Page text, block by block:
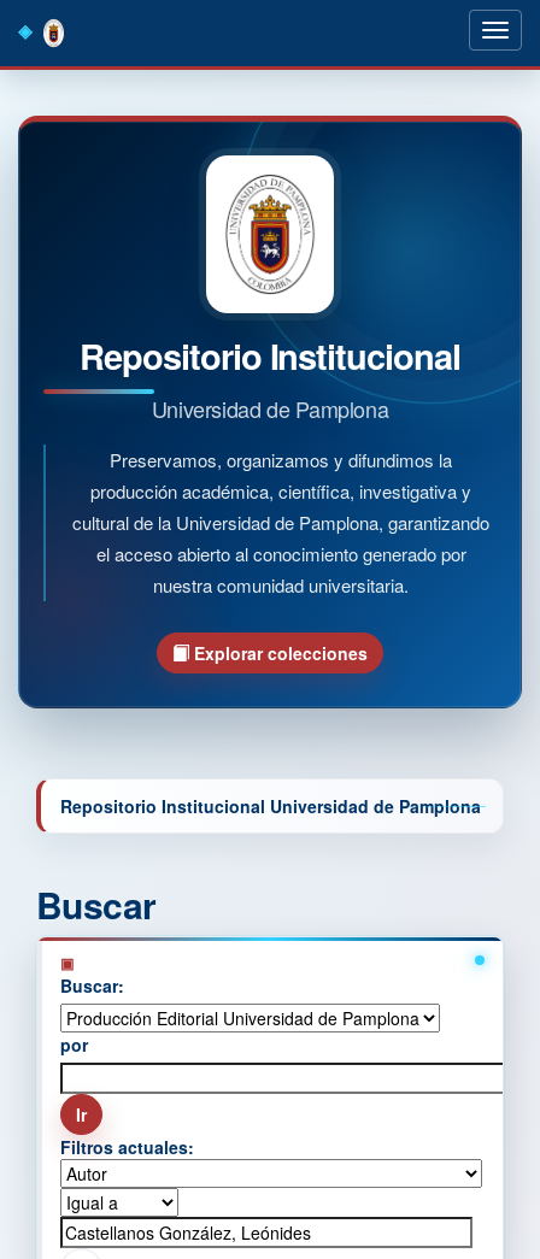
navigation
Repositorio Institucional
Universidad de Pamplona
Preservamos, organizamos y difundimos la
producción académica, científica, investigativa y
cultural de la Universidad de Pamplona, garantizando
el acceso abierto al conocimiento generado por
nuestra comunidad universitaria.
Explorar colecciones
Repositorio Institucional Universidad de Pamplona
Buscar
Buscar:
por
Filtros actuales: